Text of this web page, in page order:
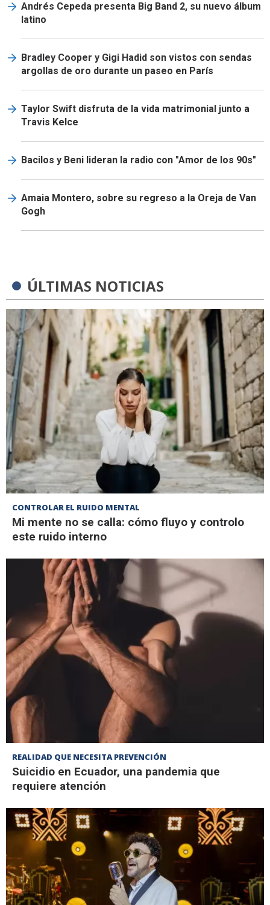
Andrés Cepeda presenta Big Band 2, su nuevo álbum
latino
Bradley Cooper y Gigi Hadid son vistos con sendas
argollas de oro durante un paseo en París
Taylor Swift disfruta de la vida matrimonial junto a
Travis Kelce
Bacilos y Beni lideran la radio con "Amor de los 90s"
Amaia Montero, sobre su regreso a la Oreja de Van
Gogh
ÚLTIMAS NOTICIAS
CONTROLAR EL RUIDO MENTAL
Mi mente no se calla: cómo fluyo y controlo
este ruido interno
REALIDAD QUE NECESITA PREVENCIÓN
Suicidio en Ecuador, una pandemia que
requiere atención